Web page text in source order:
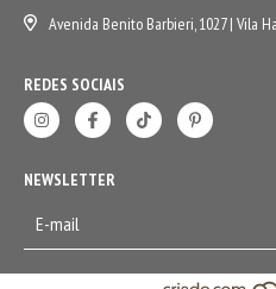
Avenida Benito Barbieri, 1027 | Vila
REDES SOCIAIS
NEWSLETTER